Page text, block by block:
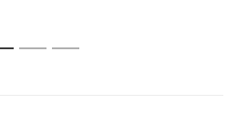
1 2 3